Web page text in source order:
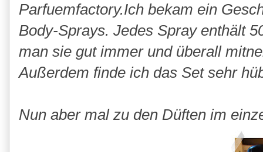
Parfuemfactory.Ich bekam ein
Body-Sprays. Jedes Spray enthält
man sie gut immer und überall
Außerdem finde ich das Set sehr
Nun aber mal zu den Düften im